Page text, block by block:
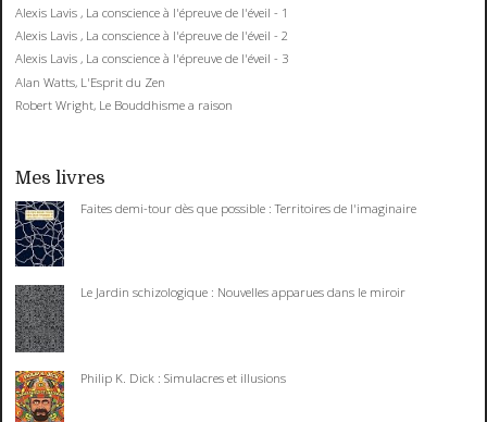
Alexis Lavis , La conscience à l'épreuve de l'éveil - 1
Alexis Lavis , La conscience à l'épreuve de l'éveil - 2
Alexis Lavis , La conscience à l'épreuve de l'éveil - 3
Alan Watts, L'Esprit du Zen
Robert Wright, Le Bouddhisme a raison
Mes livres
Faites demi-tour dès que possible : Territoires de l'imaginaire
Le Jardin schizologique : Nouvelles apparues dans le miroir
Philip K. Dick : Simulacres et illusions